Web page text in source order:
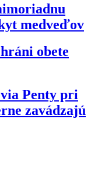
medveďov
obete
Penty pri
zavádzajú